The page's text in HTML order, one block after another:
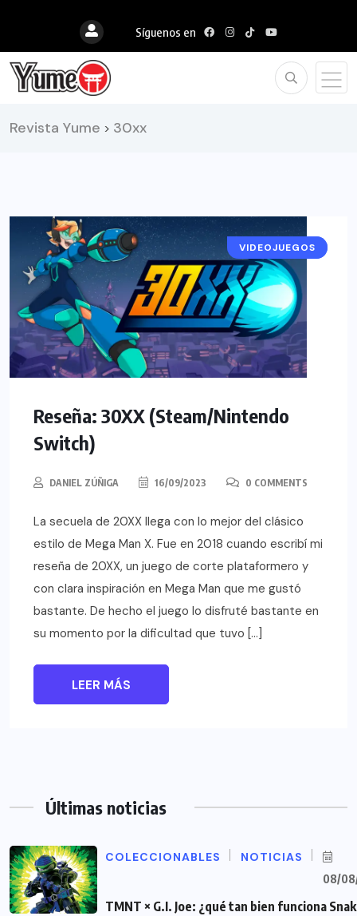
Síguenos en
Revista Yume > 30xx
RESEÑAS
VIDEOJUEGOS
Reseña: 30XX (Steam/Nintendo
Switch)
DANIEL ZÚÑIGA 16/09/2023 0 COMMENTS
La secuela de 20XX llega con lo mejor del clásico
estilo de Mega Man X. Fue en 2018 cuando escribí mi
reseña de 20XX, un juego de corte plataformero y
con clara inspiración en Mega Man que me gustó
bastante. De hecho el juego lo disfruté bastante en
su momento por la dificultad que tuvo […]
LEER MÁS
Últimas noticias
COLECCIONABLES NOTICIAS
08/
TMNT × G.I. Joe: ¿qué tan bien funciona